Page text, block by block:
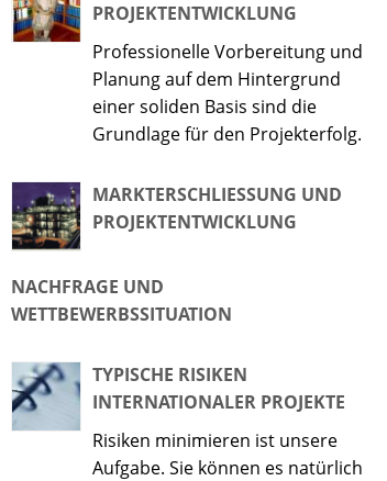
PROJEKTENTWICKLUNG
Professionelle Vorbereitung und
Planung auf dem Hintergrund
einer soliden Basis sind die
Grundlage für den Projekterfolg.
MARKTERSCHLIESSUNG UND P
ROJEKTENTWICKLUNG
NACHFRAGE UND
WETTBEWERBSSITUATION
TYPISCHE RISIKEN
INTERNATIONALER PROJEKTE
Risiken minimieren ist unsere
Aufgabe. Sie können es natürlich